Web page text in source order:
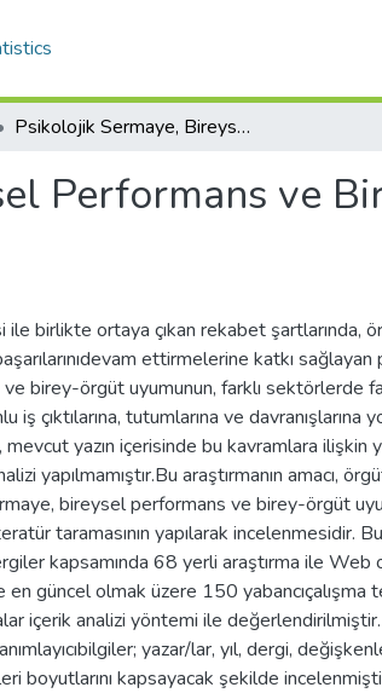
Psikolojik Sermaye, Bireysel Performans ve Birey-Örgüt Uyumu: Bir Literatür Taraması
Performans ve
birlikte ortaya çıkan rekabet şartlarında,
ettirmelerine katkı
birey-örgüt uyumunun, farklı sektörlerde
iş çıktılarına, tutumlarına ve davranışlarına
yazın içerisinde bu kavramlara ilişkin
yapılmamıştır.Bu araştırmanın amacı,
bireysel performans ve birey-örgüt
taramasının yapılarak incelenmesidir.
kapsamında 68 yerli araştırma ile Web
en güncel olmak üzere 150 yabancıçalışma
içerik analizi yöntemi ile
yazar/lar, yıl, dergi,
boyutlarını kapsayacak şekilde